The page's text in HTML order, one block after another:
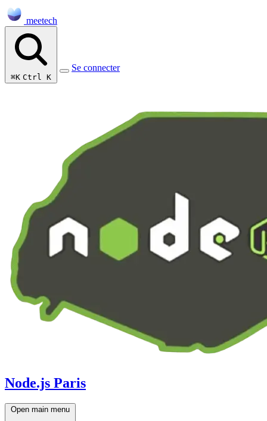
meetech
⌘K Ctrl K
Se connecter
Node.js Paris
Open main menu